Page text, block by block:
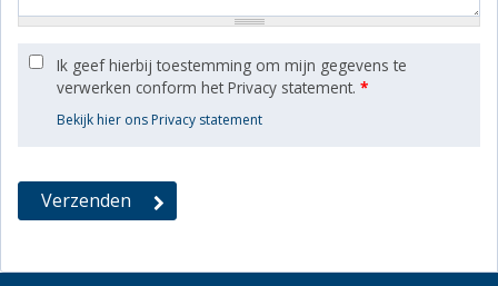
Ik geef hierbij toestemming om mijn gegevens te
verwerken conform het Privacy statement. *
Bekijk hier ons Privacy statement